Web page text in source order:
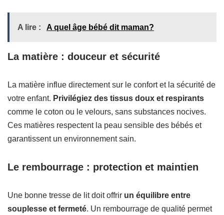
A lire : A quel âge bébé dit maman?
La matière : douceur et sécurité
La matière influe directement sur le confort et la sécurité de
votre enfant. Privilégiez des tissus doux et respirants
comme le coton ou le velours, sans substances nocives.
Ces matières respectent la peau sensible des bébés et
garantissent un environnement sain.
Le rembourrage : protection et maintien
Une bonne tresse de lit doit offrir un équilibre entre
souplesse et fermeté. Un rembourrage de qualité permet